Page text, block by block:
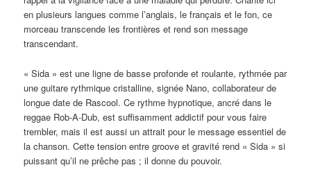
en plusieurs langues comme l’anglais, le français et le fon, ce
morceau transcende les frontières et rend son message
transcendant.
« Sida » est une ligne de basse profonde et roulante, rythmée par
une guitare rythmique cristalline, signée Nano, collaborateur de
longue date de Rascool. Ce rythme hypnotique, ancré dans le
reggae Rob-A-Dub, est suffisamment addictif pour vous faire
trembler, mais il est aussi un attrait pour le message essentiel de
la chanson. Cette tension entre groove et gravité rend « Sida » si
puissant qu’il ne prêche pas ; il donne du pouvoir.